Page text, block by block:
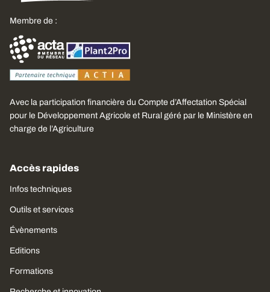
Membre de :
Avec la participation financière du Compte d’Affectation Spécial
pour le Développement Agricole et Rural géré par le Ministère en
charge de l’Agriculture
Accès rapides
Infos techniques
Outils et services
Évènements
Editions
Formations